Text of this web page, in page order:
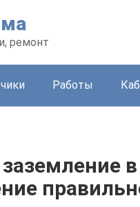
ремонт
Работы